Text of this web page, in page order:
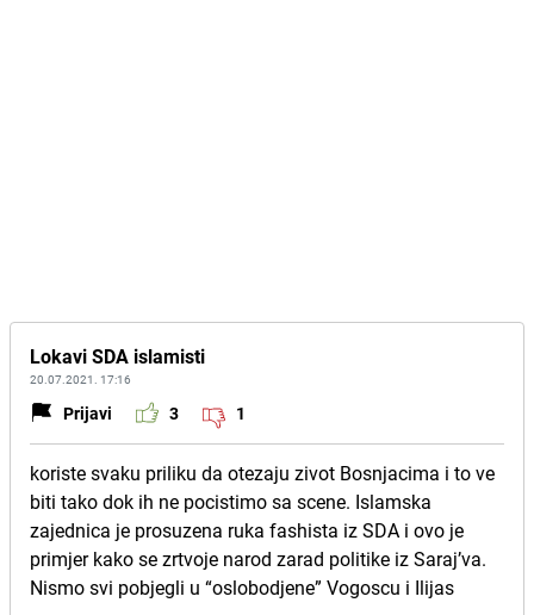
Lokavi SDA islamisti
20.07.2021. 17:16
Prijavi 3 1
koriste svaku priliku da otezaju zivot Bosnjacima i to ve
biti tako dok ih ne pocistimo sa scene. Islamska
zajednica je prosuzena ruka fashista iz SDA i ovo je
primjer kako se zrtvoje narod zarad politike iz Saraj’va.
Nismo svi pobjegli u “oslobodjene” Vogoscu i Ilijas